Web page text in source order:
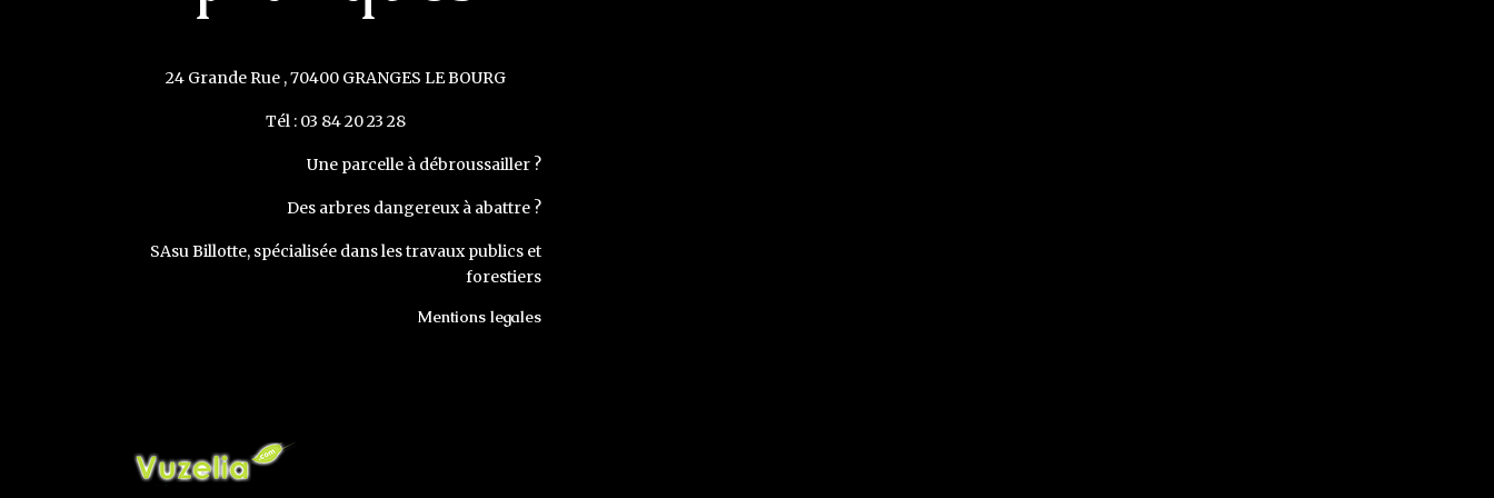
24 Grande Rue , 70400 GRANGES LE BOURG
Tél : 03 84 20 23 28
Une parcelle à débroussailler ?
Des arbres dangereux à abattre ?
SAsu Billotte, spécialisée dans les travaux publics et
forestiers
Mentions legales